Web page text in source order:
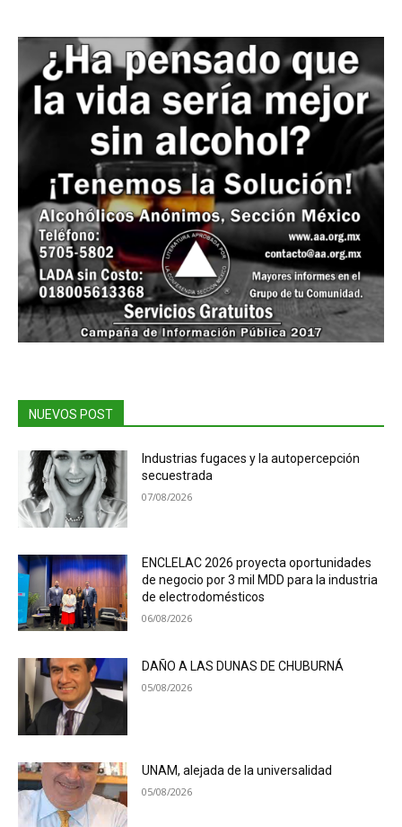
NUEVOS POST
Industrias fugaces y la autopercepción
secuestrada
07/08/2026
ENCLELAC 2026 proyecta oportunidades
de negocio por 3 mil MDD para la industria
de electrodomésticos
06/08/2026
DAÑO A LAS DUNAS DE CHUBURNÁ
05/08/2026
UNAM, alejada de la universalidad
05/08/2026